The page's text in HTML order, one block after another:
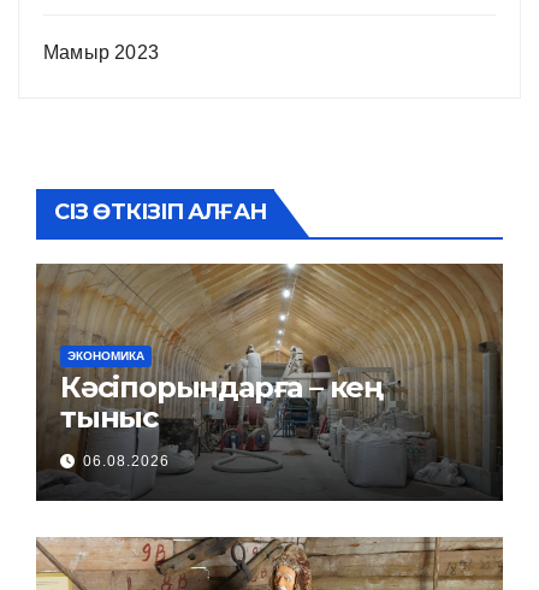
Мамыр 2023
СІЗ ӨТКІЗІП АЛҒАН
ЭКОНОМИКА
Кәсіпорындарға – кең
тыныс
06.08.2026